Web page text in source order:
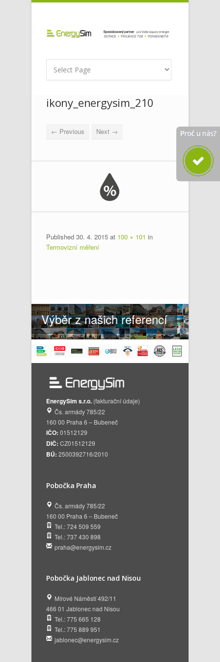
ikony_energysim_210
← Previous Next →
Published 30. 4. 2015 at 100 × 101 in
Termovizní měření
Výběr z našich referencí
EnergySim s.r.o. (fakturační údaje)
Čs. armády 785/22
160 00 Praha 6 – Bubeneč
IČO: 01512129
DIČ: CZ01512129
BÚ: 2500392716/2010
Pobočka Praha
Čs. armády 785/22
160 00 Praha 6 – Bubeneč
Tel.: 724 509 559
Tel.: 737 430 898
praha@energysim.cz
Pobočka Jablonec nad Nisou
Mírové Náměstí 492/11
466 01 Jablonec nad Nisou
Tel.: 775 665 128
Tel.: 775 889 951
jablonec@energysim.cz